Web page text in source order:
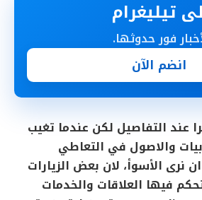
فور حدوثها.
انضم الآن
عند التفاصيل لكن عندما تغيب
والاصول في التعاطي
نرى الأسوأ، لان بعض الزيارات
فيها العلاقات والخدمات